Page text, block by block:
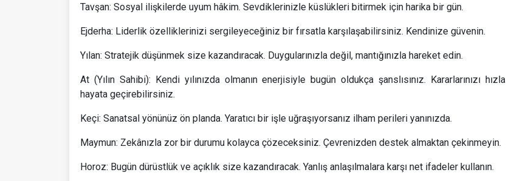
Tavşan: Sosyal ilişkilerde uyum hâkim. Sevdiklerinizle küslükleri bitirmek için harika bir gün.
Ejderha: Liderlik özelliklerinizi sergileyeceğiniz bir fırsatla karşılaşabilirsiniz. Kendinize güvenin.
Yılan: Stratejik düşünmek size kazandıracak. Duygularınızla değil, mantığınızla hareket edin.
At (Yılın Sahibi): Kendi yılınızda olmanın enerjisiyle bugün oldukça şanslısınız. Kararlarınızı hızla
hayata geçirebilirsiniz.
Keçi: Sanatsal yönünüz ön planda. Yaratıcı bir işle uğraşıyorsanız ilham perileri yanınızda.
Maymun: Zekânızla zor bir durumu kolayca çözeceksiniz. Çevrenizden destek almaktan çekinmeyin.
Horoz: Bugün dürüstlük ve açıklık size kazandıracak. Yanlış anlaşılmalara karşı net ifadeler kullanın.